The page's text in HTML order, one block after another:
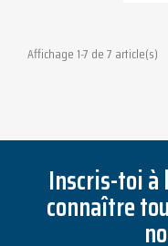
Affichage 1-7 de 7 article(s)
Inscris-toi à
connaître